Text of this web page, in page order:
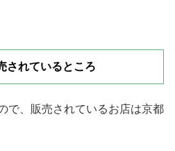
されているところ
で、販売されているお店は京都